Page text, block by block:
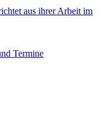
aus ihrer Arbeit im
Termine